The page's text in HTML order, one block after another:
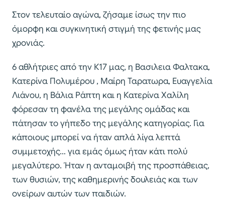
Στον τελευταίο αγώνα, ζήσαμε ίσως την πιο
όμορφη και συγκινητική στιγμή της φετινής μας
χρονιάς.
6 αθλήτριες από την Κ17 μας, η Βασιλεια Φαλτακα,
Κατερίνα Πολυμέρου , Μαίρη Ταρατωρα, Ευαγγελία
Λιάνου, η Βάλια Ράπτη και η Κατερίνα Χαλίλη
φόρεσαν τη φανέλα της μεγάλης ομάδας και
πάτησαν το γήπεδο της μεγάλης κατηγορίας. Για
κάποιους μπορεί να ήταν απλά λίγα λεπτά
συμμετοχής… για εμάς όμως ήταν κάτι πολύ
μεγαλύτερο. Ήταν η ανταμοιβή της προσπάθειας,
των θυσιών, της καθημερινής δουλειάς και των
ονείρων αυτών των παιδιών.